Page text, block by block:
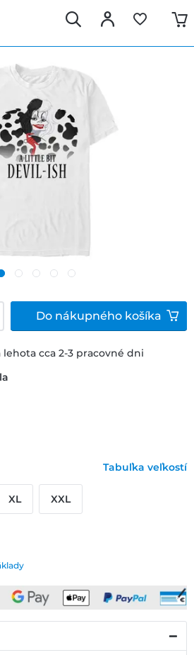
cca 2-3 pracovné dni
Tabuľka veľkostí
XL XXL
Do nákupného košíka